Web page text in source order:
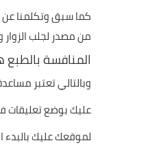
كما سبق وتكلمنا عن
من مصدر لجلب
المنافسة
وبالتالي تعتبر
عليك بوضع تعليقات
لموقعك عليك بالبدء